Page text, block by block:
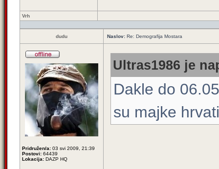
Vrh
dudu Naslov: Re: Demografija Mostara
Pridružen/a: 03 svi 2009, 21:39
Postovi: 64439
Lokacija: DAZP HQ
Ultras1986 je
Dakle do
su majke